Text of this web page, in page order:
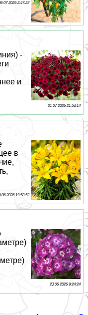
07 2026 2:47:23
-
и
01 07 2026 21:53:14
в
06 2026 19:53:52
23 06 2026 9:24:24